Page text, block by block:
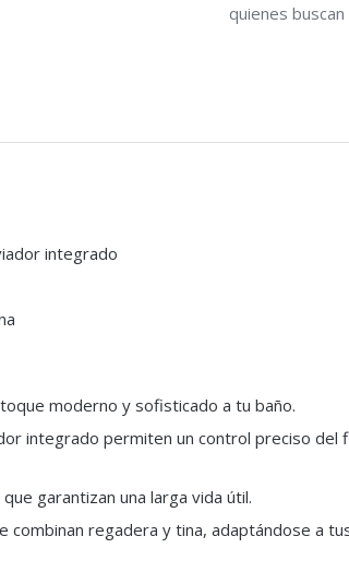
quienes
integrado
moderno y sofisticado a tu baño.
integrado permiten un control preciso del
garantizan una larga vida útil.
combinan regadera y tina, adaptándose a